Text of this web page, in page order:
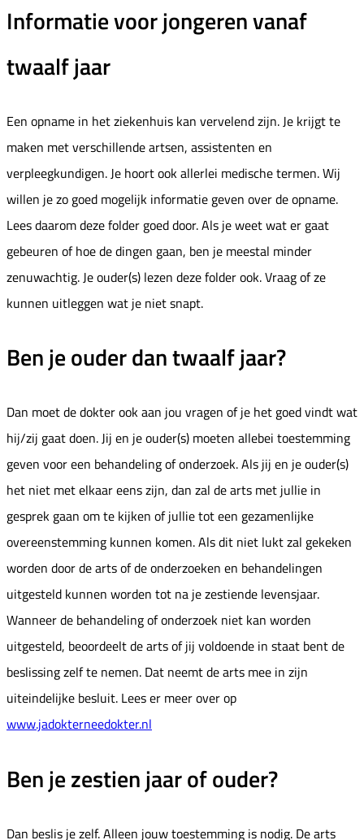
Informatie voor jongeren vanaf
twaalf jaar
Een opname in het ziekenhuis kan vervelend zijn. Je krijgt te
maken met verschillende artsen, assistenten en
verpleegkundigen. Je hoort ook allerlei medische termen. Wij
willen je zo goed mogelijk informatie geven over de opname.
Lees daarom deze folder goed door. Als je weet wat er gaat
gebeuren of hoe de dingen gaan, ben je meestal minder
zenuwachtig. Je ouder(s) lezen deze folder ook. Vraag of ze
kunnen uitleggen wat je niet snapt.
Ben je ouder dan twaalf jaar?
Dan moet de dokter ook aan jou vragen of je het goed vindt wat
hij/zij gaat doen. Jij en je ouder(s) moeten allebei toestemming
geven voor een behandeling of onderzoek. Als jij en je ouder(s)
het niet met elkaar eens zijn, dan zal de arts met jullie in
gesprek gaan om te kijken of jullie tot een gezamenlijke
overeenstemming kunnen komen. Als dit niet lukt zal gekeken
worden door de arts of de onderzoeken en behandelingen
uitgesteld kunnen worden tot na je zestiende levensjaar.
Wanneer de behandeling of onderzoek niet kan worden
uitgesteld, beoordeelt de arts of jij voldoende in staat bent de
beslissing zelf te nemen. Dat neemt de arts mee in zijn
uiteindelijke besluit. Lees er meer over op
www.jadokterneedokter.nl
Ben je zestien jaar of ouder?
Dan beslis je zelf. Alleen jouw toestemming is nodig. De arts